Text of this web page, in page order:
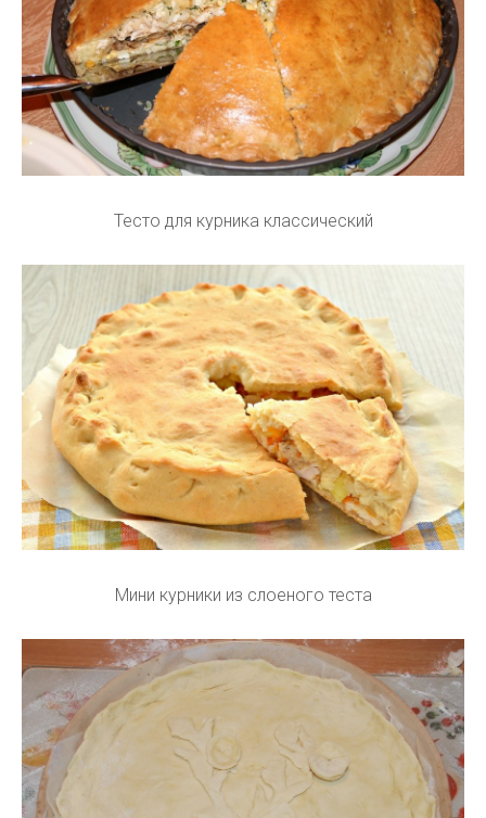
Тесто для курника классический
Мини курники из слоеного теста